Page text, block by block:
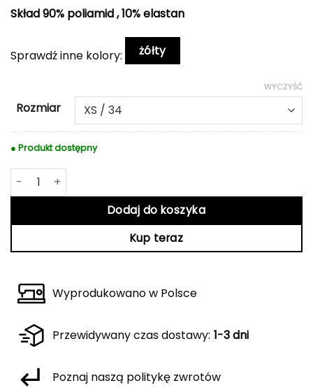
Skład 90% poliamid , 10% elastan
Sprawdź inne kolory: żółty
Rozmiar
WYCZYŚĆ
● Produkt dostępny
ilość Różowy t-shirt Mira
Dodaj do koszyka
Kup teraz
Wyprodukowano w Polsce
Przewidywany czas dostawy: 1-3 dni
Poznaj naszą politykę zwrotów